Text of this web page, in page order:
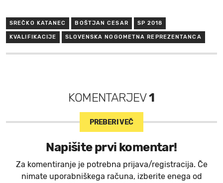
SREČKO KATANEC BOŠTJAN CESAR SP 2018
KVALIFIKACIJE SLOVENSKA NOGOMETNA REPREZENTANCA
KOMENTARJEV1
PREBERI VEČ
Napišite prvi komentar!
Za komentiranje je potrebna prijava/registracija. Če
nimate uporabniškega računa, izberite enega od